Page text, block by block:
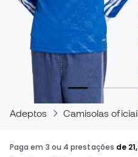
Adeptos Camisolas